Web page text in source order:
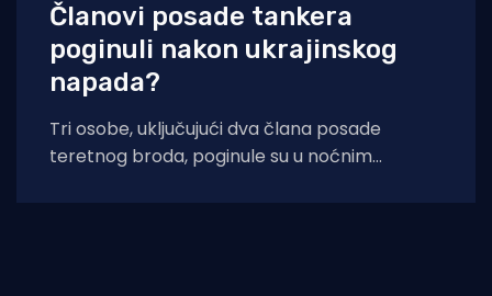
Članovi posade tankera
poginuli nakon ukrajinskog
napada?
Tri osobe, uključujući dva člana posade
teretnog broda, poginule su u noćnim